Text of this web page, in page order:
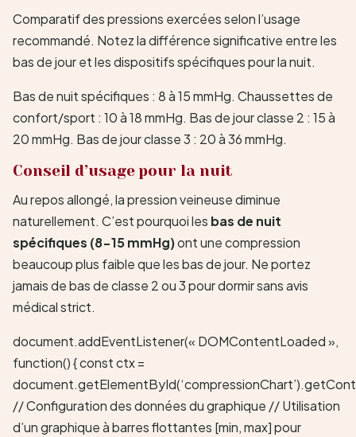
Comparatif des pressions exercées selon l’usage
recommandé. Notez la différence significative entre les
bas de jour et les dispositifs spécifiques pour la nuit.
Bas de nuit spécifiques : 8 à 15 mmHg. Chaussettes de
confort/sport : 10 à 18 mmHg. Bas de jour classe 2 : 15 à
20 mmHg. Bas de jour classe 3 : 20 à 36 mmHg.
Conseil d’usage pour la nuit
Au repos allongé, la pression veineuse diminue
naturellement. C’est pourquoi les bas de nuit
spécifiques (8-15 mmHg)ont une compression
beaucoup plus faible que les bas de jour. Ne portez
jamais de bas de classe 2 ou 3 pour dormir sans avis
médical strict.
document.addEventListener(« DOMContentLoaded »,
function() { const ctx =
// Configuration des données du graphique // Utilisation
d’un graphique à barres flottantes [min, max] pour